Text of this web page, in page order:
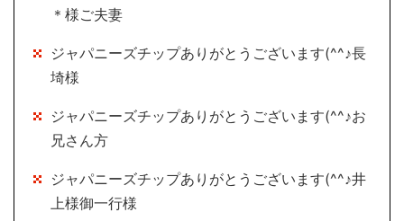
＊様ご夫妻
ジャパニーズチップありがとうございます(^^♪長
埼様
ジャパニーズチップありがとうございます(^^♪お
兄さん方
ジャパニーズチップありがとうございます(^^♪井
上様御一行様